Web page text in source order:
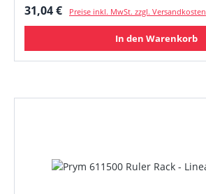
Regulärer Preis:
31,04 € Preise inkl. MwSt. zzgl. Versandkosten
In den Warenkorb